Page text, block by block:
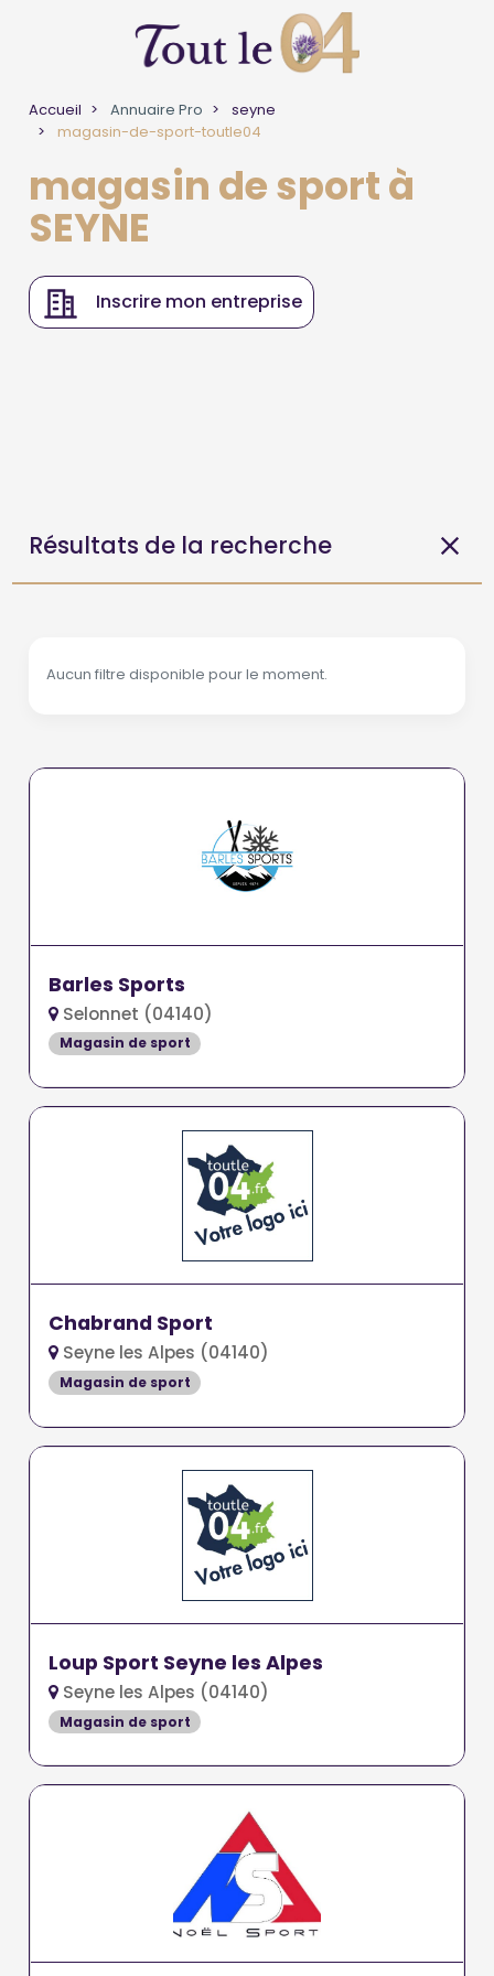
Accueil Annuaire Pro
seyne
magasin-de-sport-toutle04
magasin de sport à
SEYNE
Inscrire mon entreprise
Résultats de la recherche
Aucun filtre disponible pour le moment.
Barles Sports
Selonnet (04140)
Magasin de sport
Chabrand Sport
Seyne les Alpes (04140)
Magasin de sport
Loup Sport Seyne les Alpes
Seyne les Alpes (04140)
Magasin de sport